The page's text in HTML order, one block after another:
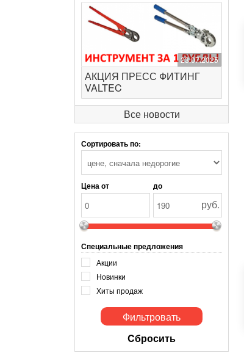
23.07.2025
АКЦИЯ ПРЕСС ФИТИНГ
VALTEC
Все новости
Сортировать по:
Цена от до
руб.
Специальные предложения
Акции
Новинки
Хиты продаж
Cбросить